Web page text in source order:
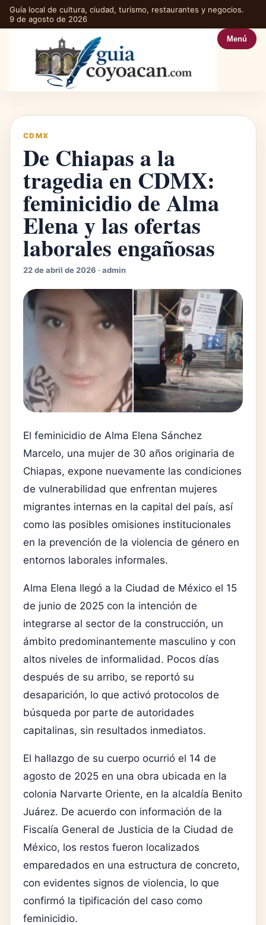
Guía local de cultura, ciudad, turismo, restaurantes y negocios.
9 de agosto de 2026
Menú
CDMX
De Chiapas a la
tragedia en CDMX:
feminicidio de Alma
Elena y las ofertas
laborales engañosas
22 de abril de 2026 · admin
El feminicidio de Alma Elena Sánchez
Marcelo, una mujer de 30 años originaria de
Chiapas, expone nuevamente las condiciones
de vulnerabilidad que enfrentan mujeres
migrantes internas en la capital del país, así
como las posibles omisiones institucionales
en la prevención de la violencia de género en
entornos laborales informales.
Alma Elena llegó a la Ciudad de México el 15
de junio de 2025 con la intención de
integrarse al sector de la construcción, un
ámbito predominantemente masculino y con
altos niveles de informalidad. Pocos días
después de su arribo, se reportó su
desaparición, lo que activó protocolos de
búsqueda por parte de autoridades
capitalinas, sin resultados inmediatos.
El hallazgo de su cuerpo ocurrió el 14 de
agosto de 2025 en una obra ubicada en la
colonia Narvarte Oriente, en la alcaldía Benito
Juárez. De acuerdo con información de la
Fiscalía General de Justicia de la Ciudad de
México, los restos fueron localizados
emparedados en una estructura de concreto,
con evidentes signos de violencia, lo que
confirmó la tipificación del caso como
feminicidio.